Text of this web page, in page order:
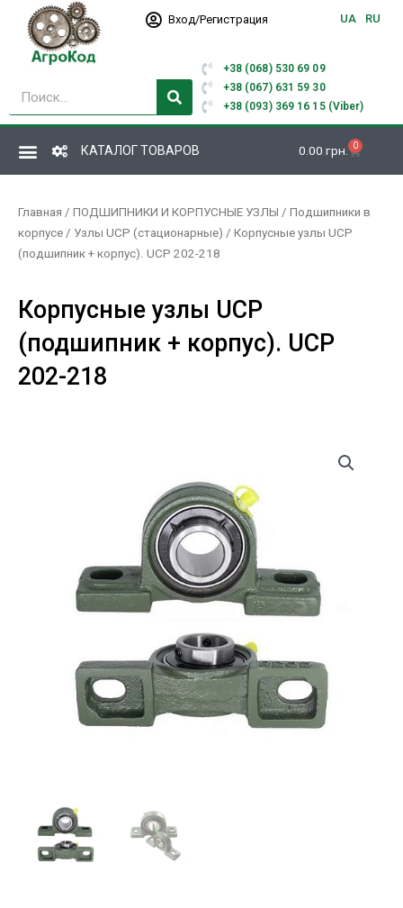
Перейти
содержимому
Вход/Регистрация UA RU
Поиск
+38 (068) 530 69 09
+38 (067) 631 59 30
+38 (093) 369 16 15 (Viber)
КАТАЛОГ ТОВАРОВ 0.00 грн. 0
Корзина
Главная / ПОДШИПНИКИ И КОРПУСНЫЕ УЗЛЫ / Подшипники в
корпусе / Узлы UCP (стационарные) / Корпусные узлы UCP
(подшипник + корпус). UCP 202-218
Корпусные узлы UCP
(подшипник + корпус). UCP
202-218